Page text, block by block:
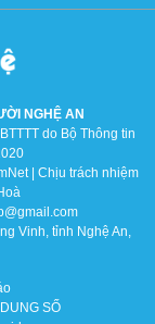
NGHỆ AN
do Bộ Thông tin
| Chịu trách nhiệm
Vinh, tỉnh Nghệ An,
SỐ